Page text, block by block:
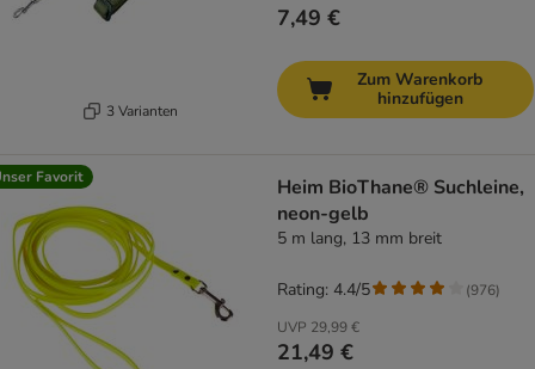
3 Varianten
7,49 €
Zum Warenkorb
hinzufügen
Favorit
Heim BioThane® Suchleine,
neon-gelb
5 m lang, 13 mm breit
UVP 29,99 €
21,49 €
Rating: 4.4/5 (976)